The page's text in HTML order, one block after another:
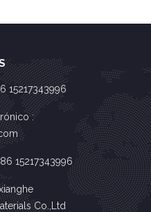
15217343996
:
15217343996
Co.,Ltd